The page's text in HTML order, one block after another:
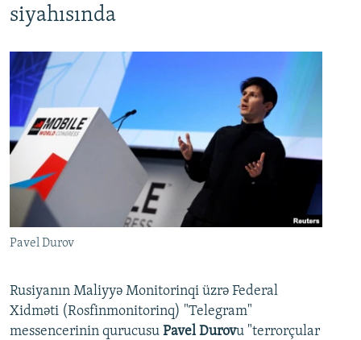
siyahısında
Pavel Durov
Rusiyanın Maliyyə Monitorinqi üzrə Federal
Xidməti (Rosfinmonitorinq) "Telegram"
messencerinin qurucusu Pavel Durovu "terrorçular